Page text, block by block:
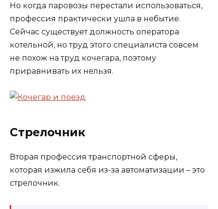
Но когда паровозы перестали использоваться,
профессия практически ушла в небытие.
Сейчас существует должность оператора
котельной, но труд этого специалиста совсем
не похож на труд кочегара, поэтому
приравнивать их нельзя.
Стрелочник
Вторая профессия транспортной сферы,
которая изжила себя из-за автоматизации – это
стрелочник.